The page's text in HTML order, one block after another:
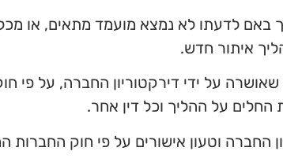
באם לדעתו לא נמצא מועמד מתאים, או
איתור חדש.
על ידי דירקטוריון החברה, על פי
החברה וטעון אישורים על פי חוק החברות